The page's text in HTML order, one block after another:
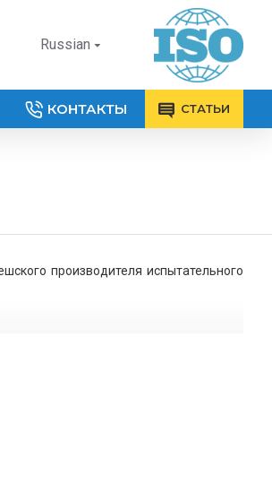
Russian
КОНТАКТЫ СТАТЬИ
производителя испытательного